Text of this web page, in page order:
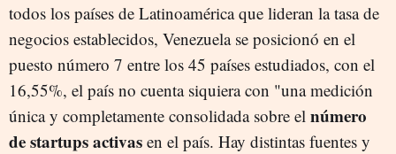
todos los países de Latinoamérica que lideran la tasa de
negocios establecidos, Venezuela se posicionó en el
puesto número 7 entre los 45 países estudiados, con el
16,55%, el país no cuenta siquiera con "una medición
única y completamente consolidada sobre el número
de startups activas en el país. Hay distintas fuentes y